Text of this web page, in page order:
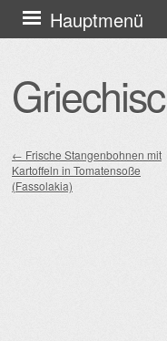
Hauptmenü
Zum
Inhalt
Beitragsnavigation
← Frische Stangenbohnen mit
Kartoffeln in Tomatensoße
(Fassolakia)